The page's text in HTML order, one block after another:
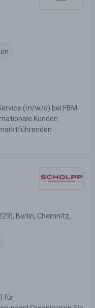
(m/w/d) bei FBM
Kunden.
Berlin, Chemnitz,
für